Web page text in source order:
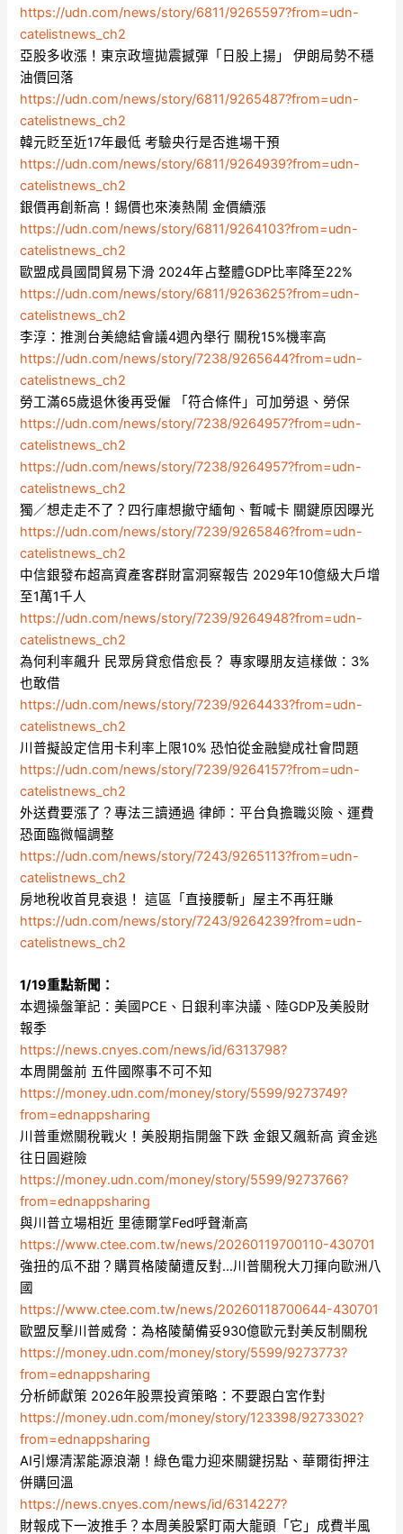
https://udn.com/news/story/6811/9265597?from=udn-
catelistnews_ch2
亞股多收漲！東京政壇拋震撼彈「日股上揚」 伊朗局勢不穩
油價回落
https://udn.com/news/story/6811/9265487?from=udn-
catelistnews_ch2
韓元貶至近17年最低 考驗央行是否進場干預
https://udn.com/news/story/6811/9264939?from=udn-
catelistnews_ch2
銀價再創新高！錫價也來湊熱鬧 金價續漲
https://udn.com/news/story/6811/9264103?from=udn-
catelistnews_ch2
歐盟成員國間貿易下滑 2024年占整體GDP比率降至22%
https://udn.com/news/story/6811/9263625?from=udn-
catelistnews_ch2
李淳：推測台美總結會議4週內舉行 關稅15%機率高
https://udn.com/news/story/7238/9265644?from=udn-
catelistnews_ch2
勞工滿65歲退休後再受僱 「符合條件」可加勞退、勞保
https://udn.com/news/story/7238/9264957?from=udn-
catelistnews_ch2
https://udn.com/news/story/7238/9264957?from=udn-
catelistnews_ch2
獨／想走走不了？四行庫想撤守緬甸、暫喊卡 關鍵原因曝光
https://udn.com/news/story/7239/9265846?from=udn-
catelistnews_ch2
中信銀發布超高資產客群財富洞察報告 2029年10億級大戶增
至1萬1千人
https://udn.com/news/story/7239/9264948?from=udn-
catelistnews_ch2
為何利率飆升 民眾房貸愈借愈長？ 專家曝朋友這樣做：3%
也敢借
https://udn.com/news/story/7239/9264433?from=udn-
catelistnews_ch2
川普擬設定信用卡利率上限10% 恐怕從金融變成社會問題
https://udn.com/news/story/7239/9264157?from=udn-
catelistnews_ch2
外送費要漲了？專法三讀通過 律師：平台負擔職災險、運費
恐面臨微幅調整
https://udn.com/news/story/7243/9265113?from=udn-
catelistnews_ch2
房地稅收首見衰退！ 這區「直接腰斬」屋主不再狂賺
https://udn.com/news/story/7243/9264239?from=udn-
catelistnews_ch2
1/19重點新聞：
本週操盤筆記：美國PCE、日銀利率決議、陸GDP及美股財
報季
https://news.cnyes.com/news/id/6313798?
本周開盤前 五件國際事不可不知
https://money.udn.com/money/story/5599/9273749?
from=ednappsharing
川普重燃關稅戰火！美股期指開盤下跌 金銀又飆新高 資金逃
往日圓避險
https://money.udn.com/money/story/5599/9273766?
from=ednappsharing
與川普立場相近 里德爾掌Fed呼聲漸高
https://www.ctee.com.tw/news/20260119700110-430701
強扭的瓜不甜？購買格陵蘭遭反對…川普關稅大刀揮向歐洲八
國
https://www.ctee.com.tw/news/20260118700644-430701
歐盟反擊川普威脅：為格陵蘭備妥930億歐元對美反制關稅
https://money.udn.com/money/story/5599/9273773?
from=ednappsharing
分析師獻策 2026年股票投資策略：不要跟白宮作對
https://money.udn.com/money/story/123398/9273302?
from=ednappsharing
AI引爆清潔能源浪潮！綠色電力迎來關鍵拐點、華爾街押注
併購回溫
https://news.cnyes.com/news/id/6314227?
財報成下一波推手？本周美股緊盯兩大龍頭「它」成費半風